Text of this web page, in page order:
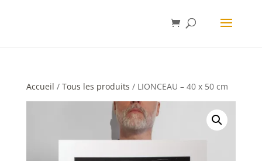
Accueil / Tous les produits / LIONCEAU – 40 x 50 cm